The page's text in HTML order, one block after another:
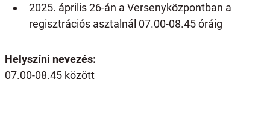
2025. április 26-án a Versenyközpontban a
regisztrációs asztalnál 07.00-08.45 óráig
Helyszíni nevezés:
07.00-08.45 között